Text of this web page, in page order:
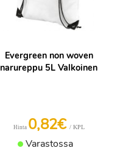
Evergreen non woven
narureppu 5L Valkoinen
Hinta 0,82€ / KPL
Varastossa